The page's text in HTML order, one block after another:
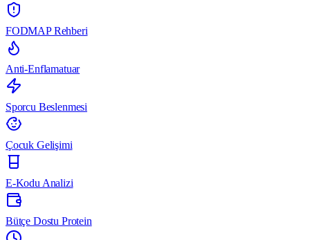
FODMAP Rehberi
Anti-Enflamatuar
Sporcu Beslenmesi
Çocuk Gelişimi
E-Kodu Analizi
Bütçe Dostu Protein